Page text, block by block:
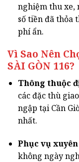
nghiệm thu xe,
số tiền đã thỏa
phí ẩn.
Vì Sao Nên
SÀI GÒN 116?
Thông thuộc
các đặc thù
ngập tại Cần
nhất.
Phục vụ xuyên
không ngày